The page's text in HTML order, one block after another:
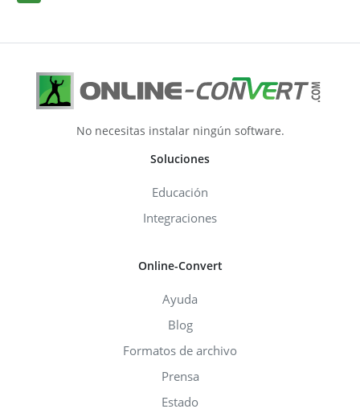
No necesitas instalar ningún software.
Soluciones
Educación
Integraciones
Online-Convert
Ayuda
Blog
Formatos de archivo
Prensa
Estado